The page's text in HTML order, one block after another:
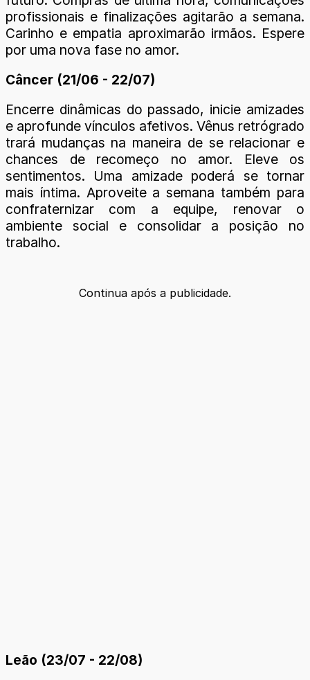
profissionais e finalizações agitarão a semana.
Carinho e empatia aproximarão irmãos. Espere
por uma nova fase no amor.
Câncer (21/06 - 22/07)
Encerre dinâmicas do passado, inicie amizades
e aprofunde vínculos afetivos. Vênus retrógrado
trará mudanças na maneira de se relacionar e
chances de recomeço no amor. Eleve os
sentimentos. Uma amizade poderá se tornar
mais íntima. Aproveite a semana também para
confraternizar com a equipe, renovar o
ambiente social e consolidar a posição no
trabalho.
Continua após a publicidade.
Leão (23/07 - 22/08)